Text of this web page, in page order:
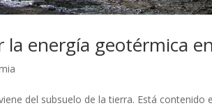
la energía geotérmica
del subsuelo de la tierra. Está contenido